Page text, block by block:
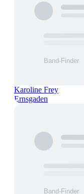
Karoline Frey
Ernsgaden